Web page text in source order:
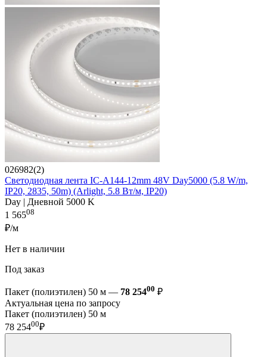
026982(2)
Светодиодная лента IC-A144-12mm 48V Day5000 (5.8 W/m,
IP20, 2835, 50m) (Arlight, 5.8 Вт/м, IP20)
Day | Дневной 5000 K
1 56508
₽/м
Нет в наличии
Под заказ
Пакет (полиэтилен) 50 м — 78 25400 ₽
Актуальная цена по запросу
Пакет (полиэтилен) 50 м
78 25400₽